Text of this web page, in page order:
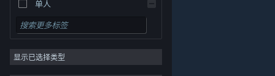
© Valve Corporation。保留所有权利。所有商标均为其在
美国及其它国家/地区的各自持有者所有。隐私政策|法
律信息|无障碍|Steam 订户协议
单人
模拟
角色扮演
策略
显示已选择类型